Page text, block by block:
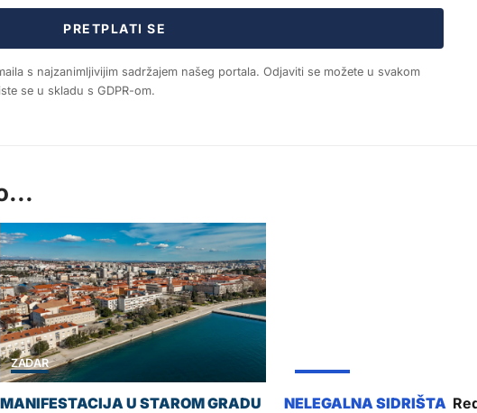
PRETPLATI SE
s najzanimljivijim sadržajem našeg portala. Odjaviti se možete u svakom
se u skladu s GDPR-om.
ZADAR